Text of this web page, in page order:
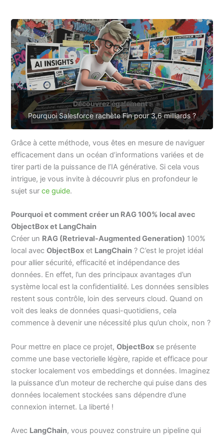
Découvrez également :
Pourquoi Salesforce rachète Fin pour 3,6 milliards ?
Grâce à cette méthode, vous êtes en mesure de naviguer
efficacement dans un océan d’informations variées et de
tirer parti de la puissance de l’IA générative. Si cela vous
intrigue, je vous invite à découvrir plus en profondeur le
sujet surce guide.
Pourquoi et comment créer un RAG 100% local avec
ObjectBox et LangChain
Créer un RAG (Retrieval-Augmented Generation) 100%
local avecObjectBox et LangChain ? C’est le projet idéal
pour allier sécurité, efficacité et indépendance des
données. En effet, l’un des principaux avantages d’un
système local est la confidentialité. Les données sensibles
restent sous contrôle, loin des serveurs cloud. Quand on
voit des leaks de données quasi-quotidiens, cela
commence à devenir une nécessité plus qu’un choix, non ?
Pour mettre en place ce projet,ObjectBox se présente
comme une base vectorielle légère, rapide et efficace pour
stocker localement vos embeddings et données. Imaginez
la puissance d’un moteur de recherche qui puise dans des
données localement stockées sans dépendre d’une
connexion internet. La liberté !
Avec LangChain, vous pouvez construire un pipeline qui